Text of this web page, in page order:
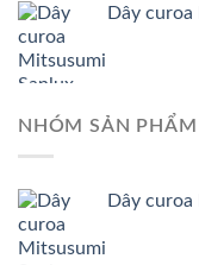
Dây
NHÓM SẢN PHẨM
Dây